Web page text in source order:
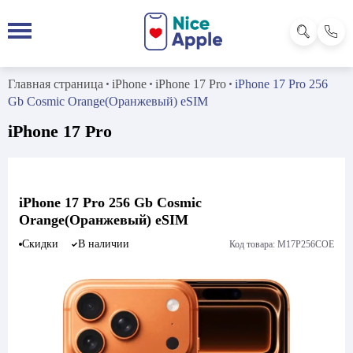
Главная страница iPhone iPhone 17 Pro
iPhone 17 Pro 256
Gb Cosmic Orange(Оранжевый) eSIM
iPhone 17 Pro
iPhone 17 Pro 256 Gb Cosmic
Orange(Оранжевый) eSIM
Скидки В наличии Код товара: M17P256COE